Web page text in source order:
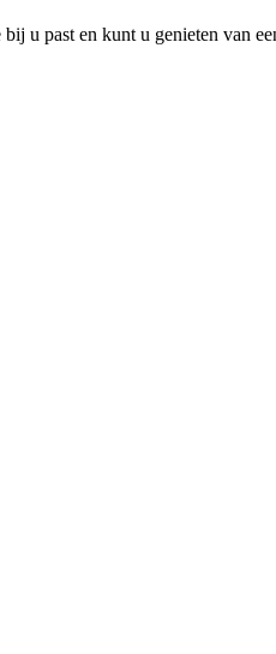
u past en kunt u genieten van